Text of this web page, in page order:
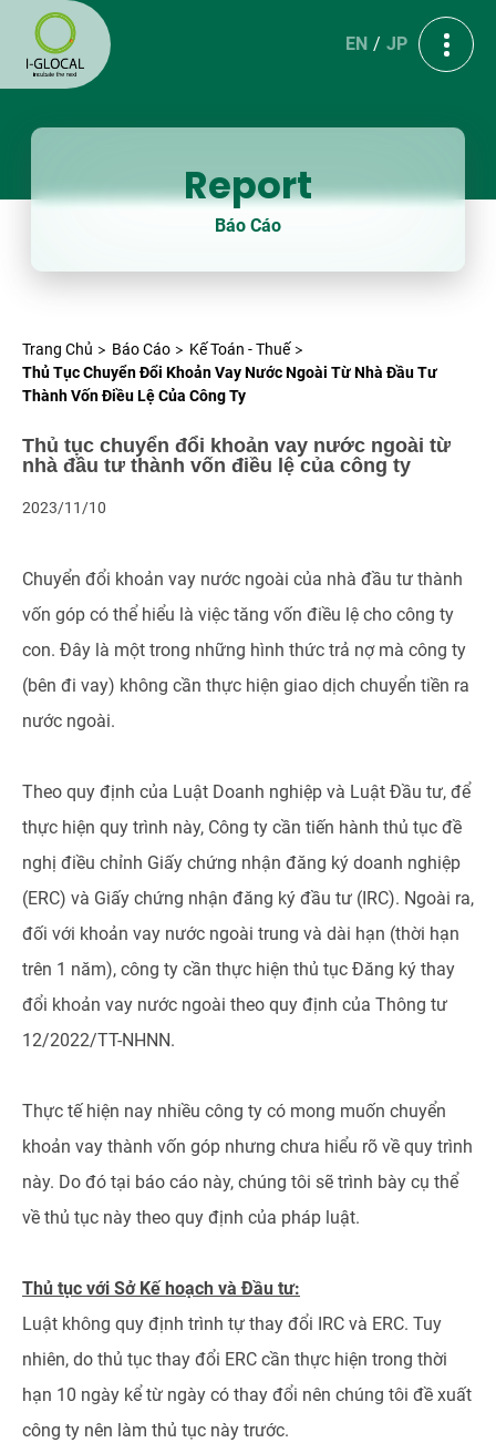
EN JP
Report
Báo Cáo
Trang Chủ Báo Cáo
Kế Toán - Thuế
Thủ Tục Chuyển Đổi Khoản Vay Nước Ngoài Từ Nhà Đầu Tư
Thành Vốn Điều Lệ Của Công Ty
Thủ tục chuyển đổi khoản vay nước ngoài từ
nhà đầu tư thành vốn điều lệ của công ty
2023/11/10
Chuyển đổi khoản vay nước ngoài của nhà đầu tư thành
vốn góp có thể hiểu là việc tăng vốn điều lệ cho công ty
con. Đây là một trong những hình thức trả nợ mà công ty
(bên đi vay) không cần thực hiện giao dịch chuyển tiền ra
nước ngoài.
Theo quy định của Luật Doanh nghiệp và Luật Đầu tư, để
thực hiện quy trình này, Công ty cần tiến hành thủ tục đề
nghị điều chỉnh Giấy chứng nhận đăng ký doanh nghiệp
(ERC) và Giấy chứng nhận đăng ký đầu tư (IRC). Ngoài ra,
đối với khoản vay nước ngoài trung và dài hạn (thời hạn
trên 1 năm), công ty cần thực hiện thủ tục Đăng ký thay
đổi khoản vay nước ngoài theo quy định của Thông tư
12/2022/TT-NHNN.
Thực tế hiện nay nhiều công ty có mong muốn chuyển
khoản vay thành vốn góp nhưng chưa hiểu rõ về quy trình
này. Do đó tại báo cáo này, chúng tôi sẽ trình bày cụ thể
về thủ tục này theo quy định của pháp luật.
Thủ tục với Sở Kế hoạch và Đầu tư:
Luật không quy định trình tự thay đổi IRC và ERC. Tuy
nhiên, do thủ tục thay đổi ERC cần thực hiện trong thời
hạn 10 ngày kể từ ngày có thay đổi nên chúng tôi đề xuất
công ty nên làm thủ tục này trước.